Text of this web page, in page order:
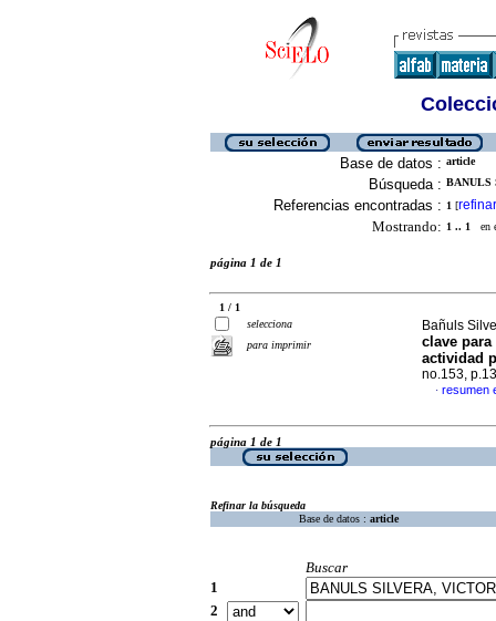
Base de datos : article
Búsqueda : BANULS
Referencias encontradas : 1 [refinar
Mostrando: 1 .. 1 en
página 1 de 1
1 / 1
selecciona
para imprimir
Bañuls
clave
actividad
no.153,
· resumen
página 1 de 1
Refinar la búsqueda
Base de datos : article
Buscar
1
2